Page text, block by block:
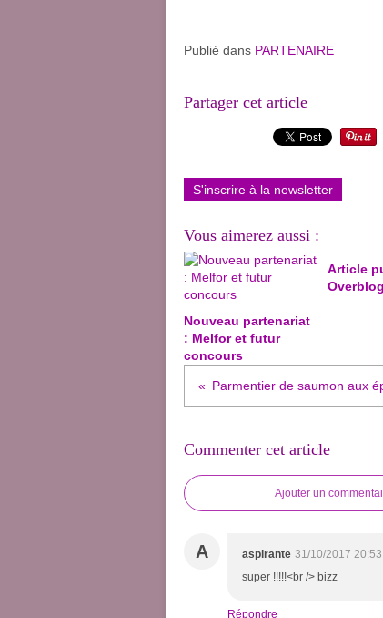
Publié dans PARTENAIRE
Partager cet article
S'inscrire à la newsletter
Vous aimerez aussi :
Nouveau partenariat
: Melfor et futur
concours
Article
Overblog
Parmentier de saumon aux
Commenter cet article
Ajouter un
A aspirante 31/10/2017 20:53
super !!!!!<br /> bizz
Répondre